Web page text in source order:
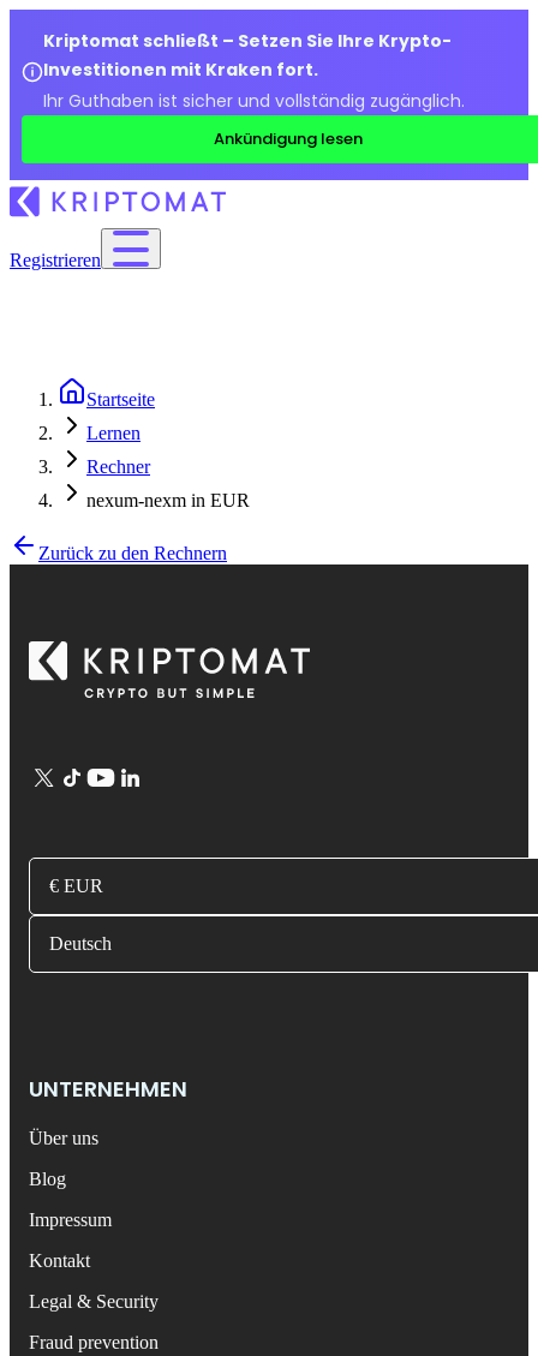
Kriptomat schließt – Setzen Sie Ihre Krypto-
Investitionen mit Kraken fort.
Ihr Guthaben ist sicher und vollständig zugänglich.
Ankündigung lesen
Registrieren
Startseite
Lernen
Rechner
nexum-nexm in EUR
Zurück zu den Rechnern
€ EUR
Deutsch
UNTERNEHMEN
Über uns
Blog
Impressum
Kontakt
Legal & Security
Fraud prevention